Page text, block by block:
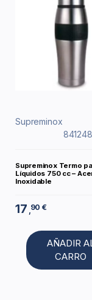
Supreminox
Supreminox Termo
Líquidos 750 cc –
Inoxidable
17 ,90 €
AÑADIR
CARRO